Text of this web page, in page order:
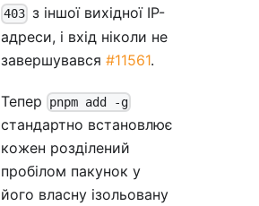
403 з іншої вихідної IP-
адреси, і вхід ніколи не
завершувався #11561.
Тепер pnpm add -g
стандартно встановлює
кожен розділений
пробілом пакунок у
його власну ізольовану